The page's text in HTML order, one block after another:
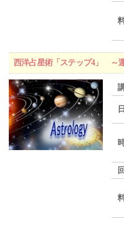
西洋占星術「ステップ4」 ～